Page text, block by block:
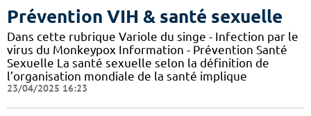
Prévention VIH & santé sexuelle
Dans cette rubrique Variole du singe - Infection par le
virus du Monkeypox Information - Prévention Santé
Sexuelle La santé sexuelle selon la définition de
l’organisation mondiale de la santé implique
23/04/2025 16:23